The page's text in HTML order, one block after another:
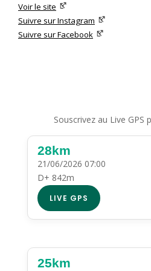
Voir le site
Suivre sur Instagram
Suivre sur Facebook
Souscrivez au Live GPS
28km
21/06/2026 07:00
D+ 842m
LIVE GPS
25km